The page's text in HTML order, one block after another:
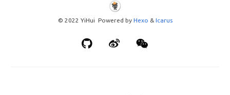
© 2022 YiHui Powered by Hexo & Icarus